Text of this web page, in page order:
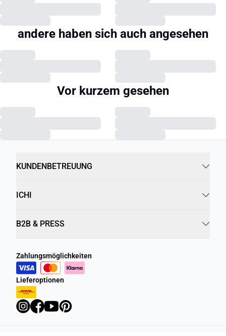
andere haben sich auch angesehen
Vor kurzem gesehen
KUNDENBETREUUNG
ICHI
B2B & PRESS
Zahlungsmöglichkeiten
Lieferoptionen